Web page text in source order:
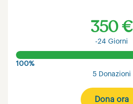
350 €
-24 Giorni
100%
5 Donazioni
Dona ora